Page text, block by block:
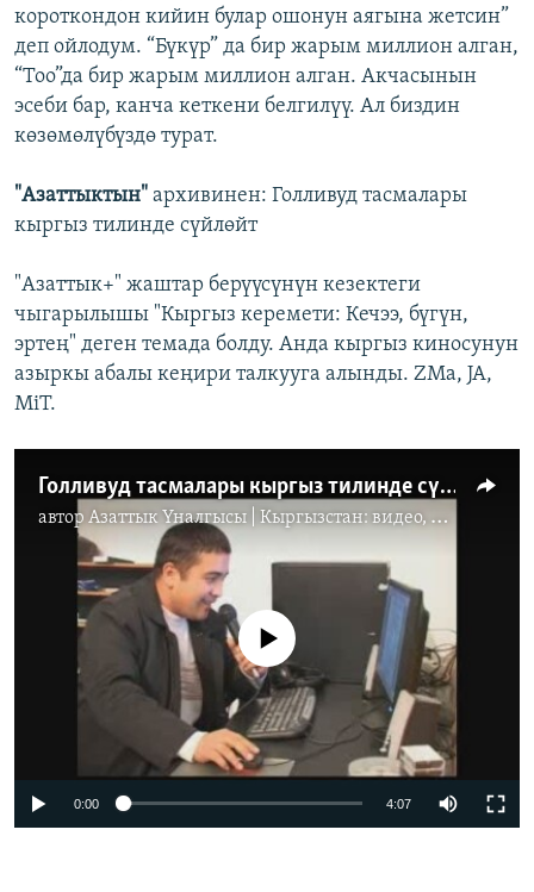
короткондон кийин булар ошонун аягына жетсин”
деп ойлодум. “Бүкүр” да бир жарым миллион алган,
“Тоо”да бир жарым миллион алган. Акчасынын
эсеби бар, канча кеткени белгилүү. Ал биздин
көзөмөлүбүздө турат.
"Азаттыктын" архивинен: Голливуд тасмалары
кыргыз тилинде сүйлөйт
"Азаттык+" жаштар берүүсүнүн кезектеги
чыгарылышы "Кыргыз керемети: Кечээ, бүгүн,
эртең" деген темада болду. Анда кыргыз киносунун
азыркы абалы кеңири талкууга алынды. ZMa, JA,
MiT.
Голливуд тасмалары кыргыз тилинде сүйлөйт
автор Азаттык Үналгысы | Кыргызстан: видео, фото, кабарлар
No media source currently available
0:00 4:07